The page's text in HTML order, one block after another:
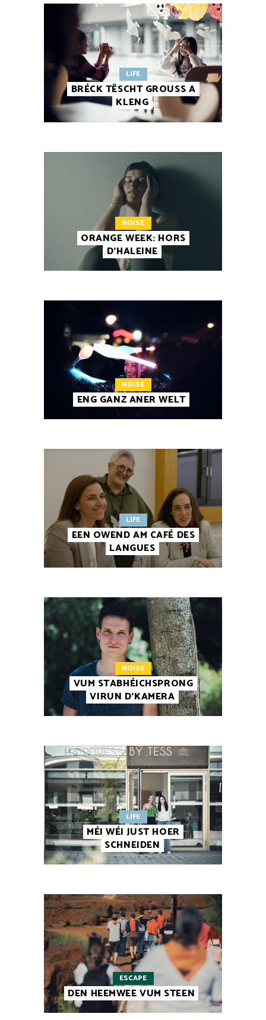
LIFE
BRÉCK TËSCHT GROUSS A
KLENG
NOISE
ORANGE WEEK: HORS
D’HALEINE
NOISE
ENG GANZ ANER WELT
LIFE
EEN OWEND AM CAFÉ DES
LANGUES
NOISE
VUM STABHÉICHSPRONG
VIRUN D‘KAMERA
LIFE
MÉI WÉI JUST HOER
SCHNEIDEN
ESCAPE
DEN HEEMWEE VUM STEEN